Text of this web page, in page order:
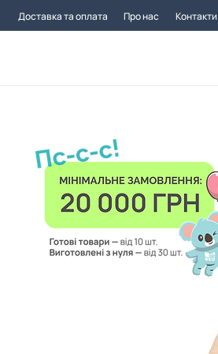
Доставка та оплата Про нас Контакти